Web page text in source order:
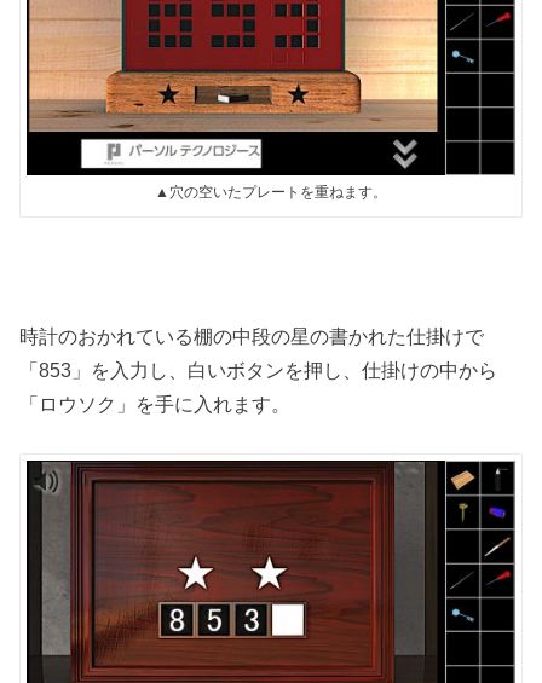
▲穴の空いたプレートを重ねます。
時計のおかれている棚の中段の星の書かれた仕掛けで
「853」を入力し、白いボタンを押し、仕掛けの中から
「ロウソク」を手に入れます。